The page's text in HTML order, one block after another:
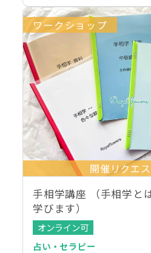
ワークショップ
開催リクエ
手相学講座 （手相学と
学びます）
オンライン可
占い・セラピー